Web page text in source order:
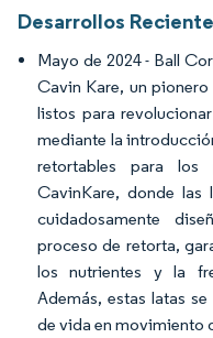
Desarrollos
Mayo de 2024 - Ball
Cavin Kare, un
listos para
mediante la
retortables para los
CavinKare, donde las
cuidadosamente
proceso de retorta,
los nutrientes y la
Además, estas latas
de vida en movimiento